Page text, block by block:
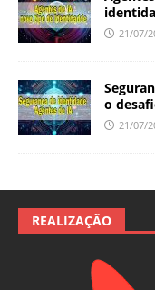
21/07/
o
21/07/
REALIZAÇÃO